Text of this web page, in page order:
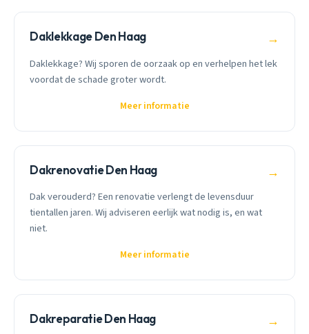
Daklekkage Den Haag →
Daklekkage? Wij sporen de oorzaak op en verhelpen het lek
voordat de schade groter wordt.
Meer informatie
Dakrenovatie Den Haag →
Dak verouderd? Een renovatie verlengt de levensduur
tientallen jaren. Wij adviseren eerlijk wat nodig is, en wat
niet.
Meer informatie
Dakreparatie Den Haag →